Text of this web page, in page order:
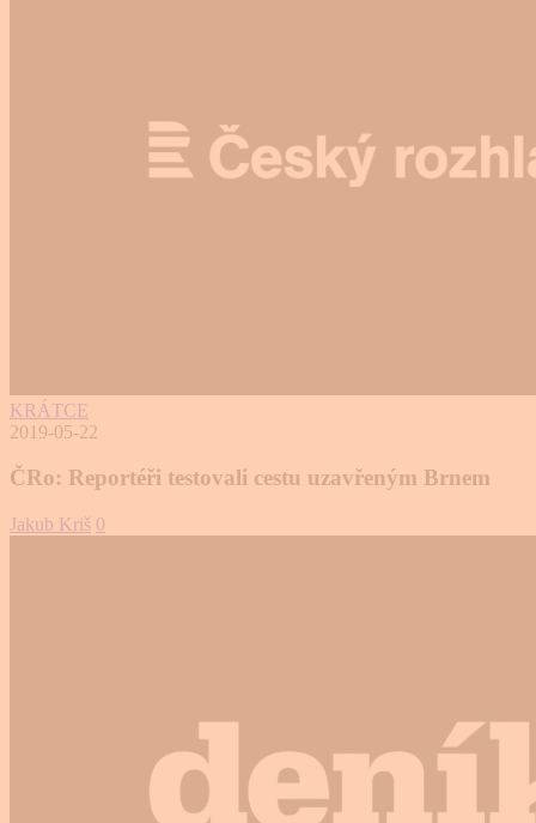
KRÁTCE
2019-05-22
ČRo: Reportéři testovali cestu uzavřeným Brnem
Jakub Kriš 0